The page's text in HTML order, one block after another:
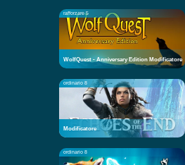
rafforzare 5
WolfQuest - Anniversary Edition Modificatore
ordinario 8
Modificatore
ordinario 8